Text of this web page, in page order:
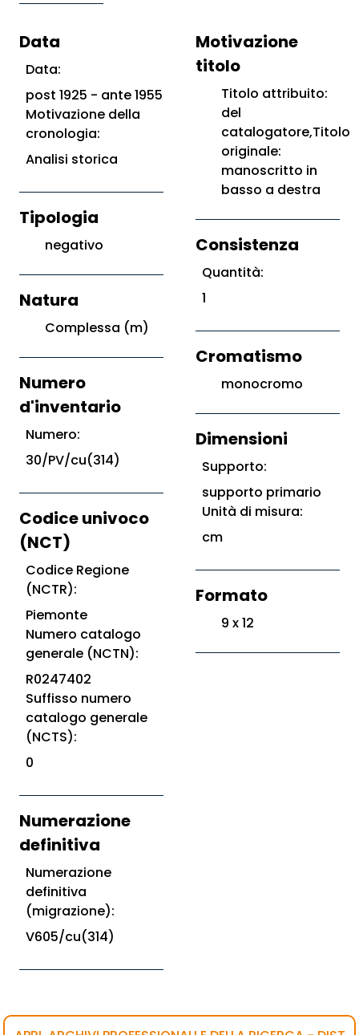
Data
Data:
post 1925 - ante 1955
Motivazione della
cronologia:
Analisi storica
Tipologia
negativo
Natura
Complessa (m)
Numero
d'inventario
Numero:
30/PV/cu(314)
Codice univoco
(NCT)
Codice Regione
(NCTR):
Piemonte
Numero catalogo
generale (NCTN):
R0247402
Suffisso numero
catalogo generale
(NCTS):
0
Numerazione
definitiva
Numerazione
definitiva
(migrazione):
V605/cu(314)
Motivazione
titolo
Titolo attribuito:
del
catalogatore,Titolo
originale:
manoscritto in
basso a destra
Consistenza
Quantità:
1
Cromatismo
monocromo
Dimensioni
Supporto:
supporto primario
Unità di misura:
cm
Formato
9 x 12